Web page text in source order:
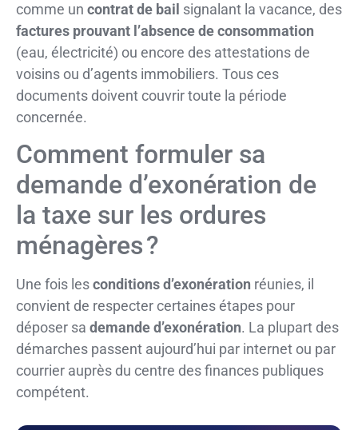
comme un contrat de bail signalant la vacance, des
factures prouvant l’absence de consommation
(eau, électricité) ou encore des attestations de
voisins ou d’agents immobiliers. Tous ces
documents doivent couvrir toute la période
concernée.
Comment formuler sa
demande d’exonération de
la taxe sur les ordures
ménagères ?
Une fois lesconditions d’exonération réunies, il
convient de respecter certaines étapes pour
déposer sa demande d’exonération. La plupart des
démarches passent aujourd’hui par internet ou par
courrier auprès du centre des finances publiques
compétent.